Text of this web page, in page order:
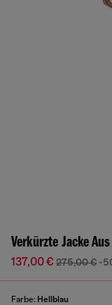
Verkürzte Jacke
137,00 € 275,00 € -
Farbe: Hellblau